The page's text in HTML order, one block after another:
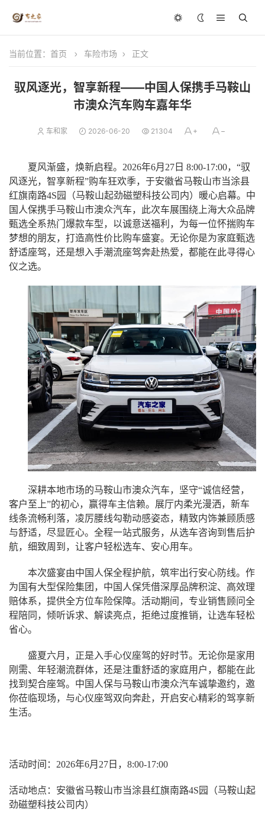
当前位置： 首页 车险市场 正文
驭风逐光，智享新程——中国人保携手马鞍山
市澳众汽车购车嘉年华
车和家 2026-06-20 21304
夏风渐盛，焕新启程。 2026年6月27日 8:00-17:00，“驭
风逐光，智享新程”购车狂欢季，于安徽省马鞍山市当涂县
红旗南路4S园（马鞍山起劲磁塑科技公司内）暖心启幕。中
国人保携手马鞍山市澳众汽车，此次车展围绕上海大众品牌
甄选全系热门爆款车型，以诚意送福利，为每一位怀揣购车
梦想的朋友，打造高性价比购车盛宴。无论你是为家庭甄选
舒适座驾，还是想入手潮流座驾奔赴热爱，都能在此寻得心
仪之选。
深耕本地市场的马鞍山市澳众汽车，坚守“诚信经营，
客户至上”的初心，赢得车主信赖。展厅内柔光漫洒，新车
线条流畅利落，凌厉腰线勾勒动感姿态，精致内饰兼顾质感
与舒适，尽显匠心。全程一站式服务，从选车咨询到售后护
航，细致周到，让客户轻松选车、安心用车。
本次盛宴由中国人保全程护航，筑牢出行安心防线。作
为国有大型保险集团，中国人保凭借深厚品牌积淀、高效理
赔体系，提供全方位车险保障。活动期间，专业销售顾问全
程陪同，倾听诉求、解读亮点，拒绝过度推销，让选车轻松
省心。
盛夏六月，正是入手心仪座驾的好时节。无论你是家用
刚需、年轻潮流群体，还是注重舒适的家庭用户，都能在此
找到契合座驾。中国人保与马鞍山市澳众汽车诚挚邀约，邀
你莅临现场，与心仪座驾双向奔赴，开启安心精彩的驾享新
生活。
活动时间： 2026年6月27日，8:00-17:00
活动地点：安徽省马鞍山市当涂县红旗南路4S园（马鞍山起
劲磁塑科技公司内）